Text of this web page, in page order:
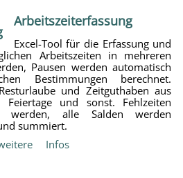
Arbeitszeiterfassung
Excel-Tool für die Erfassung und
Arbeitszeiten in mehreren
Pausen werden automatisch
Bestimmungen berechnet.
und Zeitguthaben aus
Feiertage und sonst. Fehlzeiten
werden, alle Salden werden
summiert.